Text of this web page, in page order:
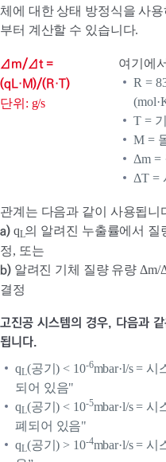
체에 대한 상태 방정식을 사
부터 계산할 수 있습니다.
Δm/Δt =
(qL·M)/(R·T)
단위: g/s
여기에
R =
T =
M =
Δm =
ΔT =
관계는 다음과 같이 사용됩니
a)qL의 알려진 누출률에서 질
정, 또는
b)알려진 기체 질량 유량 Δm/
결정
고진공 시스템의 경우, 다음과
됩니다.
qL(공기) < 10-6mbar·l/s =
되어 있음"
qL(공기) < 10-5mbar·l/s =
폐되어 있음"
qL(공기) > 10-4mbar·l/s =